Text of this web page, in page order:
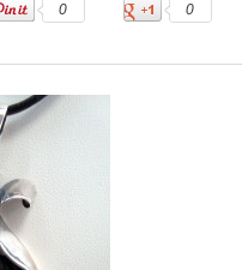
0
0